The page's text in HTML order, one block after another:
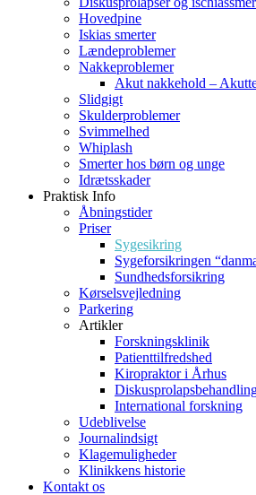
Hovedpine
Iskias smerter
Lændeproblemer
Nakkeproblemer
Akut nakkehold –
Slidgigt
Skulderproblemer
Svimmelhed
Whiplash
Smerter hos børn og unge
Idrætsskader
Praktisk Info
Åbningstider
Priser
Sygesikring
Sygeforsikringen
Sundhedsforsikring
Kørselsvejledning
Parkering
Artikler
Forskningsklinik
Patienttilfredshed
Kiropraktor i Århus
International forskning
Udeblivelse
Journalindsigt
Klagemuligheder
Klinikkens historie
Kontakt os